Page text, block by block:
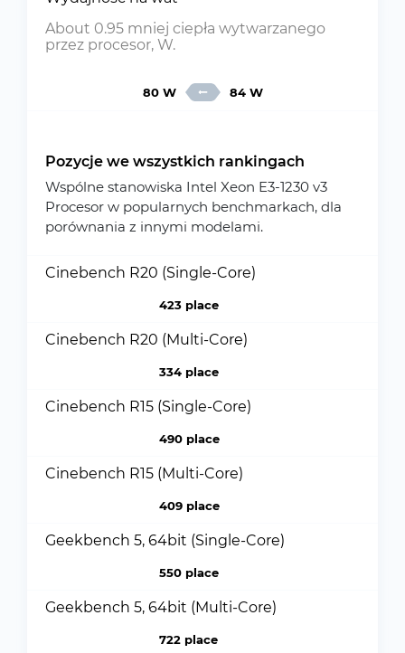
About 0.95 mniej ciepła wytwarzanego
przez procesor, W.
80 W 84 W
Pozycje we wszystkich rankingach
Wspólne stanowiska Intel Xeon E3-1230 v3
Procesor w popularnych benchmarkach, dla
porównania z innymi modelami.
Cinebench R20 (Single-Core)
423 place
Cinebench R20 (Multi-Core)
334 place
Cinebench R15 (Single-Core)
490 place
Cinebench R15 (Multi-Core)
409 place
Geekbench 5, 64bit (Single-Core)
550 place
Geekbench 5, 64bit (Multi-Core)
722 place